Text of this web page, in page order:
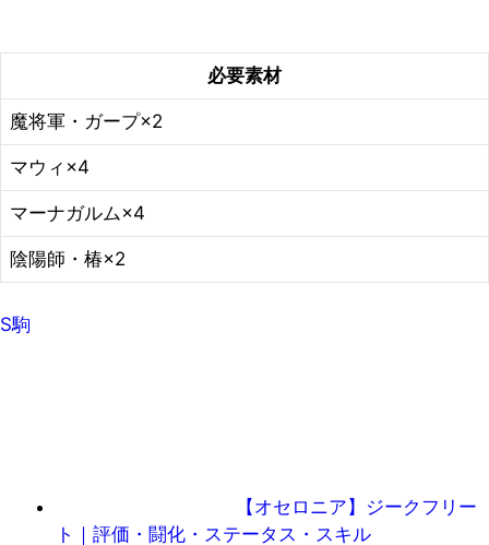
必要素材
魔将軍・ガープ×2
マウィ×4
マーナガルム×4
陰陽師・椿×2
S駒
【オセロニア】ジークフリー
ト｜評価・闘化・ステータス・スキル